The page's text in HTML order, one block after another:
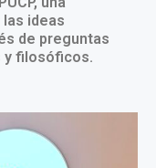
ideas
de preguntas
y filosóficos.